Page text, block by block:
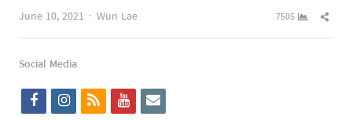
June 10, 2021
Author
Wun Lae 7505
Social Media
f
i
r
y
e